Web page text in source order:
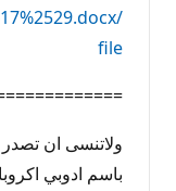
file
ولاتنسى ان
باسم ادوبي